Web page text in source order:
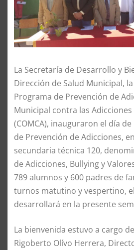
La Secretaría de Desarrollo y
Dirección de Salud Municipal,
Programa de Prevención de
Municipal contra las
(COMCA), inauguraron el día
de Prevención de Adicciones,
secundaria técnica 120,
de Adicciones, Bullying y
789 alumnos y 600 padres de
turnos matutino y vespertino,
desarrollará en la presente
La bienvenida estuvo a cargo
Rigoberto Olívo Herrera,